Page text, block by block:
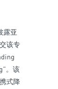
露亚
该专
。该
式降